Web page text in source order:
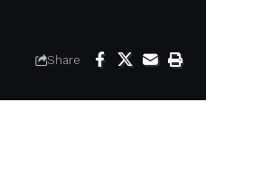
Share